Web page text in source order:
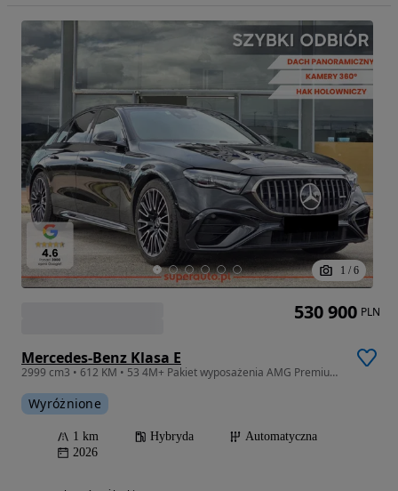
1 / 6
Mercedes-Benz Klasa E
2999 cm3 • 612 KM • 53 4M+ Pakiet wyposażenia AMG Premium Plus + AMG Night + Hak
Wyróżnione
1 km Hybryda
Automatyczna
2026
530 900 PLN